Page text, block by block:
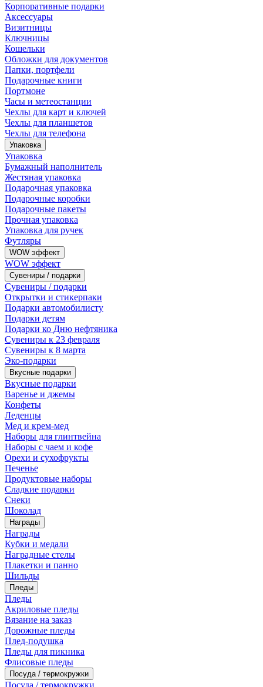
Корпоративные подарки
Аксессуары
Визитницы
Ключницы
Кошельки
Обложки для документов
Папки, портфели
Подарочные книги
Портмоне
Часы и метеостанции
Чехлы для карт и ключей
Чехлы для планшетов
Чехлы для телефона
Упаковка
Упаковка
Бумажный наполнитель
Жестяная упаковка
Подарочная упаковка
Подарочные коробки
Подарочные пакеты
Прочная упаковка
Упаковка для ручек
Футляры
WOW эффект
WOW эффект
Сувениры / подарки
Сувениры / подарки
Открытки и стикерпаки
Подарки автомобилисту
Подарки детям
Подарки ко Дню нефтяника
Сувениры к 23 февраля
Сувениры к 8 марта
Эко-подарки
Вкусные подарки
Вкусные подарки
Варенье и джемы
Конфеты
Леденцы
Мед и крем-мед
Наборы для глинтвейна
Наборы с чаем и кофе
Орехи и сухофрукты
Печенье
Продуктовые наборы
Сладкие подарки
Снеки
Шоколад
Награды
Награды
Кубки и медали
Наградные стелы
Плакетки и панно
Шильды
Пледы
Пледы
Акриловые пледы
Вязание на заказ
Дорожные пледы
Плед-подушка
Пледы для пикника
Флисовые пледы
Посуда / термокружки
Посуда / термокружки